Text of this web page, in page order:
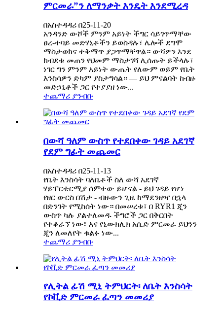
ምርመራ”ን ለማንቃት እንዴት እንደሚረዳ
በአስተዳዳሪ በ25-11-20
አንዳንድ ውሾች ምንም አይነት ችግር ሳይገጥማቸው
ፀረ-ተባይ መድሃኒቶችን ይወስዳሉ፣ ሌሎች ደግሞ
ማስታወክና ተቅማጥ ያጋጥማቸዋል። ውሻዎን እንደ
ክብደቱ መጠን የህመም ማስታገሻ ሊሰጡት ይችላሉ፣
ነገር ግን ምንም አይነት ውጤት የለውም ወይም የቤት
እንስሳዎን ድካም ያስታግሳል። — ይህ ምናልባት ከብዙ
መድኃኒቶች ጋር የተያያዘ ነው...
ተጨማሪ ያንብቡ
በውሻ ዓለም ውስጥ የተደበቀው ገዳይ አደገኛ
የደም ግፊት መጨመር
በአስተዳዳሪ በ25-11-13
የቤት እንስሳት ባለቤቶች ስለ ውሻ አደገኛ
ሃይፐርቴርሚያ ሰምተው ይሆናል - ይህ ገዳይ የሆነ
የዘር ውርስ በሽታ - ብዙውን ጊዜ ከማደንዘዣ በኋላ
በድንገት የሚከሰት ነው። በመሠረቱ፣ በ RYR1 ጂን
ውስጥ ካሉ ያልተለመዱ ችግሮች ጋር በቅርበት
የተቆራኘ ነው፣ እና የኒውክሊክ አሲድ ምርመራ ይህንን
ጂን ለመለየት ቁልፉ ነው...
ተጨማሪ ያንብቡ
የሊትል ፊሽ ሚኒ ትምህርት፡ ለቤት እንስሳት
የኮቪድ ምርመራ ፈጣን መመሪያ